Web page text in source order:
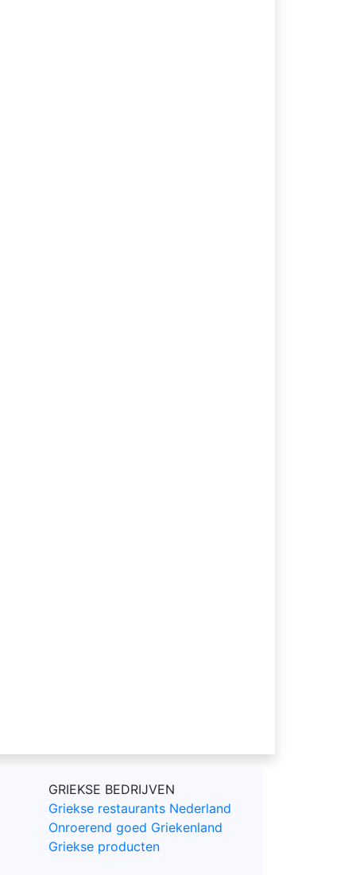
GRIEKSE BEDRIJVEN
Griekse restaurants Nederland
Onroerend goed Griekenland
Griekse producten